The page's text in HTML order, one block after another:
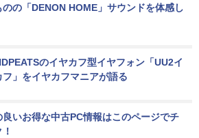
のの「DENON HOME」サウンドを体感し
のイヤカフ型イヤフォン「UU2イ
フ」をイヤカフマニアが語る
良いお得な中古PC情報はこのページでチ